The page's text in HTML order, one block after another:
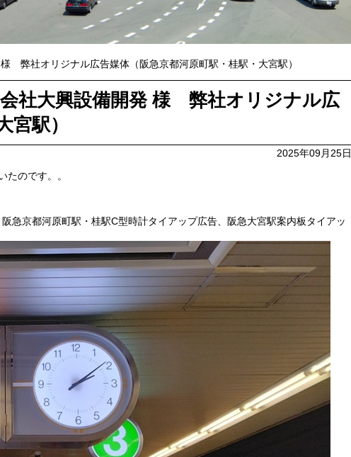
弊社オリジナル広告媒体（阪急京都河原町駅・桂駅・大宮駅）
社大興設備開発 様 弊社オリジナル広
駅）
2025年09月25日
たのです。。
京都河原町駅・桂駅C型時計タイアップ広告、阪急大宮駅案内板タイアッ